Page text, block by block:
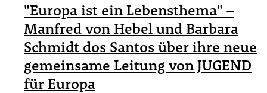
"Europa ist ein Lebensthema" –
Manfred von Hebel und Barbara
Schmidt dos Santos über ihre neue
gemeinsame Leitung von JUGEND
für Europa